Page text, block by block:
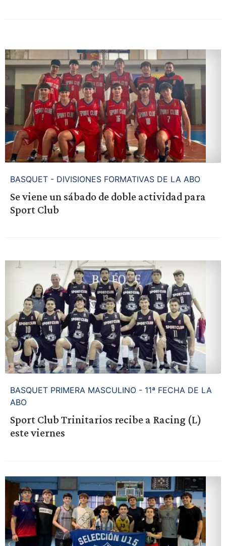
BASQUET - DIVISIONES FORMATIVAS DE LA ABO
Se viene un sábado de doble actividad para
Sport Club
BASQUET PRIMERA MASCULINO - 11ª FECHA DE LA
ABO
Sport Club Trinitarios recibe a Racing (L)
este viernes